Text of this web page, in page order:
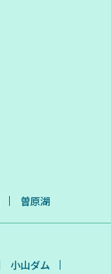
曽原湖
小山ダム